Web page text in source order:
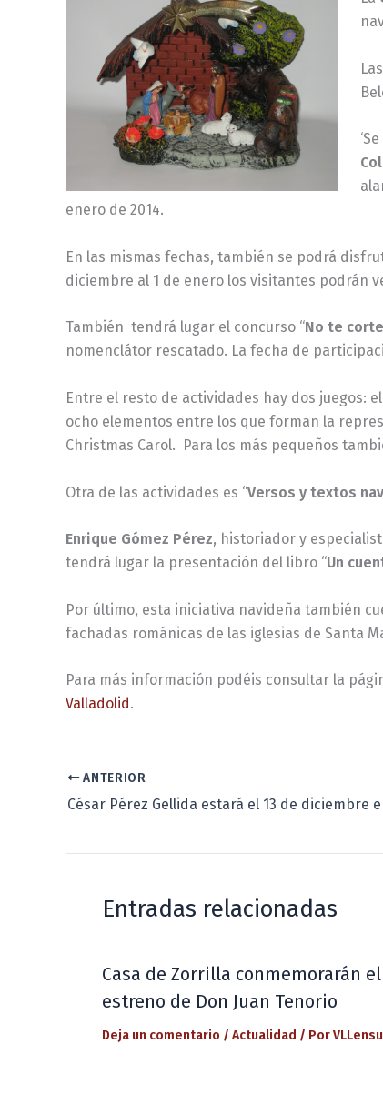
enero de 2014.
En las mismas fechas, también se podrá
diciembre al 1 de enero los visitantes podrán
También tendrá lugar el concurso “No te
nomenclátor rescatado. La fecha de
Entre el resto de actividades hay dos juegos:
ocho elementos entre los que forman la
Christmas Carol. Para los más pequeños
Otra de las actividades es “Versos y textos
Enrique Gómez Pérez, historiador y
tendrá lugar la presentación del libro “Un
Por último, esta iniciativa navideña también
fachadas románicas de las iglesias de Santa
Para más información podéis consultar la
Valladolid .
ANTERIOR
Entradas relacionadas
Casa de Zorrilla conmemorarán
estreno de Don Juan Tenorio
Deja un comentario / Actualidad / Por